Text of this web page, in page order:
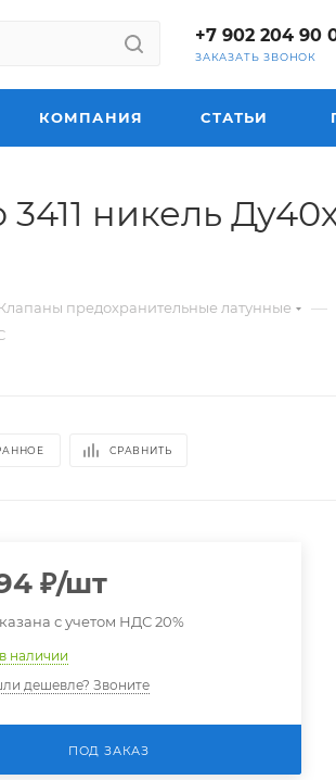
+7 902 204 90
ЗАКАЗАТЬ ЗВОНОК
КОМПАНИЯ СТАТЬИ
никель
предохранительные латунные —
СРАВНИТЬ
₽/шт
с учетом НДС 20%
наличии
дешевле? Звоните
ПОД ЗАКАЗ